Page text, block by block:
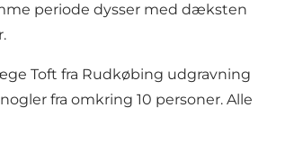
periode dysser med dæksten
Toft fra Rudkøbing udgravning
fra omkring 10 personer. Alle